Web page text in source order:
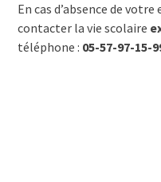
En cas d’absence de
contacter la vie scolaire
téléphone : 05-57-97-15-